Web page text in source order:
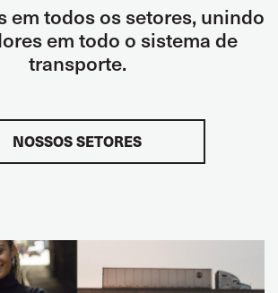
em todos os setores, unindo
em todo o sistema de
transporte.
NOSSOS SETORES